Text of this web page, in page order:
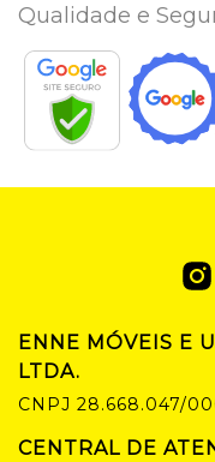
Qualidade e
ENNE MÓVEIS E
LTDA.
CNPJ 28.668.047/
CENTRAL DE